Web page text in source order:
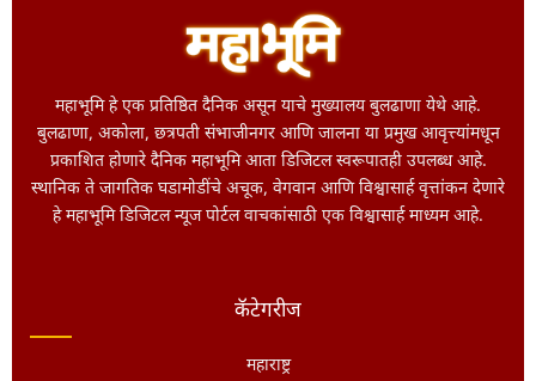
महाभूमि हे एक प्रतिष्ठित दैनिक असून याचे मुख्यालय बुलढाणा येथे आहे.
बुलढाणा, अकोला, छत्रपती संभाजीनगर आणि जालना या प्रमुख आवृत्त्यांमधून
प्रकाशित होणारे दैनिक महाभूमि आता डिजिटल स्वरूपातही उपलब्ध आहे.
स्थानिक ते जागतिक घडामोडींचे अचूक, वेगवान आणि विश्वासार्ह वृत्तांकन देणारे
हे महाभूमि डिजिटल न्यूज पोर्टल वाचकांसाठी एक विश्वासार्ह माध्यम आहे.
कॅटेगरीज
महाराष्ट्र